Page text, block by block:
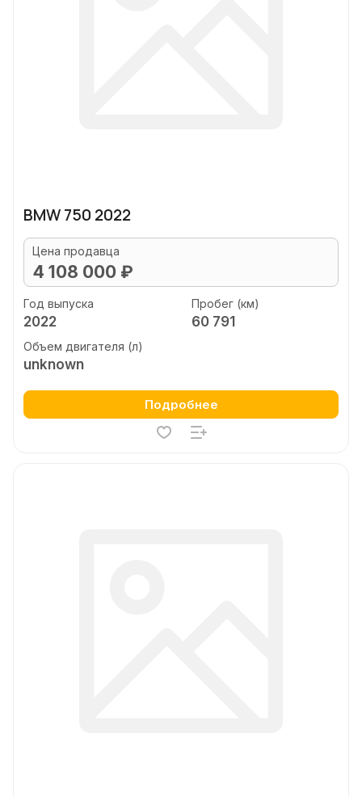
BMW 750 2022
Цена продавца
4 108 000 ₽
Год выпуска
2022
Пробег (км)
60 791
Объем двигателя (л)
unknown
Подробнее